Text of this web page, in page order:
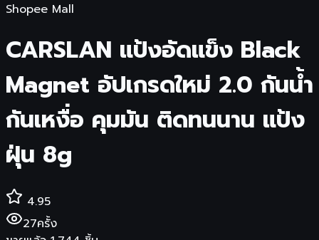
Shopee Mall
CARSLAN แป้งอัดแข็ง Black
Magnet อัปเกรดใหม่ 2.0 กันน้ำ
กันเหงื่อ คุมมัน ติดทนนาน แป้ง
ฝุ่น 8g
4.95
27ครั้ง